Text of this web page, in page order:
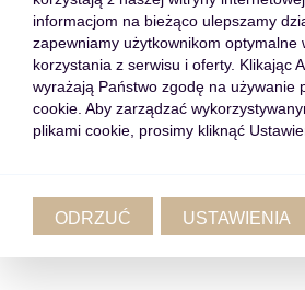
ma jednak obowiązek udostępnić
chce usunąć usterkę lub
np. wentylacji.
Warszawa to duży, prężnie
skontaktuj się z doradcami LOCO
dla Ciebie odpowiednią propozycję.
informacjom na bieżąco ulepszamy
zapewniamy użytkownikom optymalne
korzystania z serwisu i oferty. Klikając
wyrażają Państwo zgodę na używanie
cookie. Aby zarządzać
plikami cookie, prosimy kliknąć
ODRZUĆ USTAWIENIA